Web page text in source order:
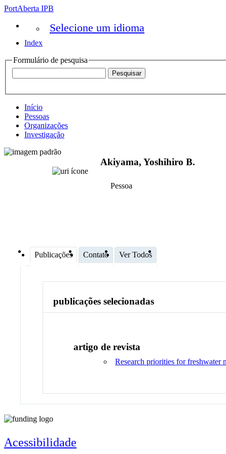
PortAberta IPB
Selecione um idioma
Index
Formulário de pesquisa
Início
Pessoas
Organizações
Investigação
Akiyama, Yoshihiro B.
Pessoa
Publicações Contato Ver Todos
publicações selecionadas
artigo de revista
Research priorities for freshwater
Acessibilidade